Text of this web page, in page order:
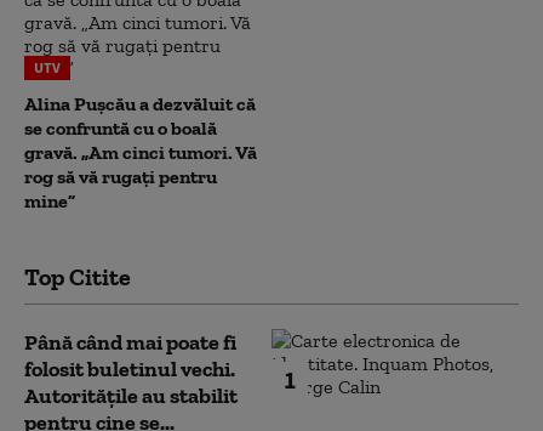
UTV
Alina Pușcău a dezvăluit că
se confruntă cu o boală
gravă. „Am cinci tumori. Vă
rog să vă rugați pentru
mine”
Top Citite
1
Până când mai poate fi
folosit buletinul vechi.
Autoritățile au stabilit
pentru cine se...